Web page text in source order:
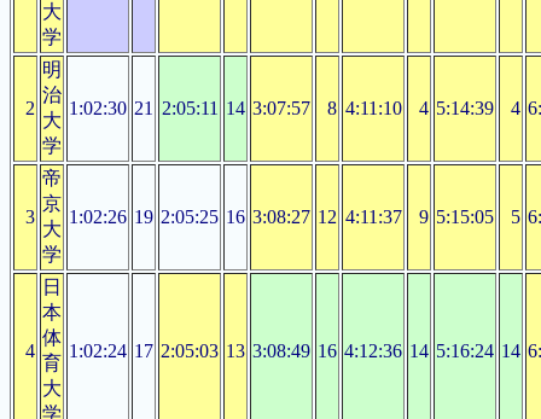
大
学
2
明
治
大
学
1:02:30 21 2:05:11 14 3:07:57 8 4:11:10 4 5:14:39 4
3
帝
京
大
学
1:02:26 19 2:05:25 16 3:08:27 12 4:11:37 9 5:15:05 5
4
日
本
体
育
大
学
1:02:24 17 2:05:03 13 3:08:49 16 4:12:36 14 5:16:24 14